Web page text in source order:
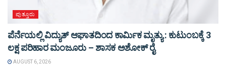
ಪುತ್ತೂರು
ಪೆರ್ನೆಯಲ್ಲಿ ವಿದ್ಯುತ್ ಆಘಾತದಿಂದ ಕಾರ್ಮಿಕ ಮೃತ್ಯು : ಕುಟುಂಬಕ್ಕೆ 3
ಲಕ್ಷ ಪರಿಹಾರ ಮಂಜೂರು – ಶಾಸಕ ಅಶೋಕ್ ರೈ
AUGUST 6, 2026